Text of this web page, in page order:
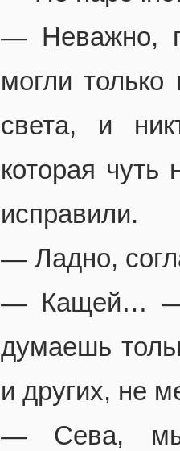
— Неважно,
могли
света, и
которая
исправили.
— Ладно,
— Кащей… —
думаешь
и других, не
— Сева, мы